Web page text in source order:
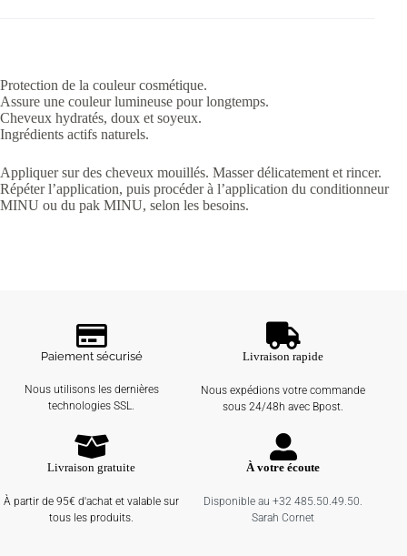
Protection de la couleur cosmétique.
Assure une couleur lumineuse pour longtemps.
Cheveux hydratés, doux et soyeux.
Ingrédients actifs naturels.
Appliquer sur des cheveux mouillés. Masser délicatement et rincer.
Répéter l’application, puis procéder à l’application du conditionneur
MINU ou du pak MINU, selon les besoins.
Paiement sécurisé
Nous utilisons les dernières
technologies SSL.
Livraison rapide
Nous expédions votre commande
sous 24/48h avec Bpost.
Livraison gratuite
À partir de 95€ d'achat et valable sur
tous les produits.
À votre écoute
Disponible au +32 485.50.49.50.
Sarah Cornet